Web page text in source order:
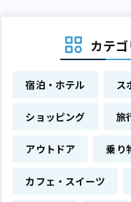
カテ
宿泊・ホテル ス
ショッピング 旅
アウトドア 乗り
カフェ・スイーツ